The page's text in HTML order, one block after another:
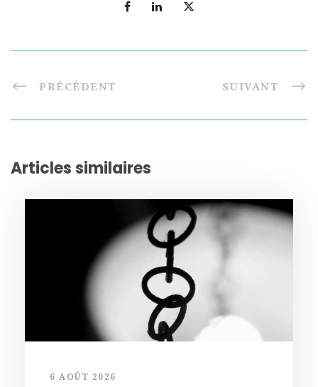
PRÉCÉDENT SUIVANT
Articles similaires
6 AOÛT 2026